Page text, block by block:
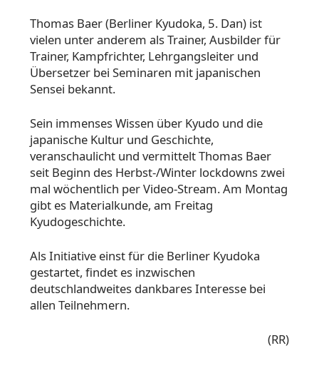
Thomas Baer (Berliner Kyudoka, 5. Dan) ist
vielen unter anderem als Trainer, Ausbilder für
Trainer, Kampfrichter, Lehrgangsleiter und
Übersetzer bei Seminaren mit japanischen
Sensei bekannt.
Sein immenses Wissen über Kyudo und die
japanische Kultur und Geschichte,
veranschaulicht und vermittelt Thomas Baer
seit Beginn des Herbst-/Winter lockdowns zwei
mal wöchentlich per Video-Stream. Am Montag
gibt es Materialkunde, am Freitag
Kyudogeschichte.
Als Initiative einst für die Berliner Kyudoka
gestartet, findet es inzwischen
deutschlandweites dankbares Interesse bei
allen Teilnehmern.
(RR)